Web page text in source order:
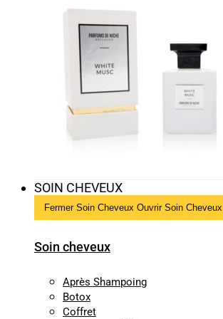
SOIN CHEVEUX
Fermer Soin Cheveux Ouvrir Soin Cheveux
Soin cheveux
Après Shampoing
Botox
Coffret